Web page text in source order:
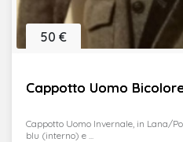
Cappotto Uomo
50 €
Cappotto Uomo Invernale, in Lana/
blu (interno) e ...